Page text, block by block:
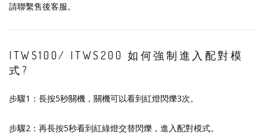
請聯繫售後客服。
ITWS100/ ITWS200 如何強制進入配對模
式?
步驟1：長按5秒關機，關機可以看到紅燈閃爍3次。
步驟2：再長按5秒看到紅綠燈交替閃爍，進入配對模式。